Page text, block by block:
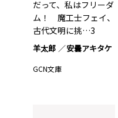
だって、私はフリーダ
ム！ 魔工士フェイ、
古代文明に挑…3
羊太郎 安曇アキタケ
GCN文庫